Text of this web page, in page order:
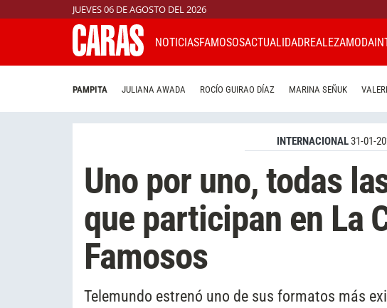
JUEVES 06 DE AGOSTO DEL 2026
NOTICIASFAMOSOSACTUALIDADREALEZAMODA
PAMPITA JULIANA AWADA ROCÍO GUIRAO DÍAZ MARINA SEÑUK
INTERNACIONAL31-01-
Uno por uno, todas
que participan en La
Famosos
Telemundo estrenó uno de sus formatos más